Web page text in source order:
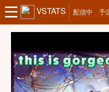
VSTATS 配信中 予